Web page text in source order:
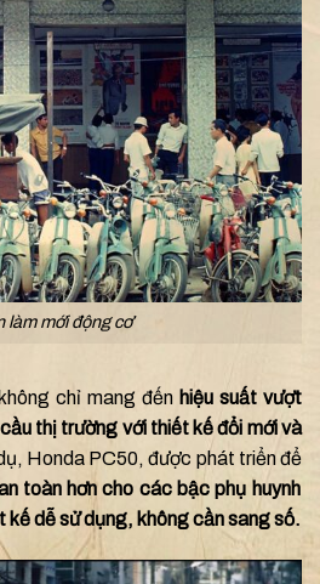
làm mới động cơ
chỉ mang đến hiệu suất vượt
thị trường với thiết kế đổi mới và
Honda PC50, được phát triển để
toàn hơn cho các bậc phụ huynh
dễ sử dụng, không cần sang số.